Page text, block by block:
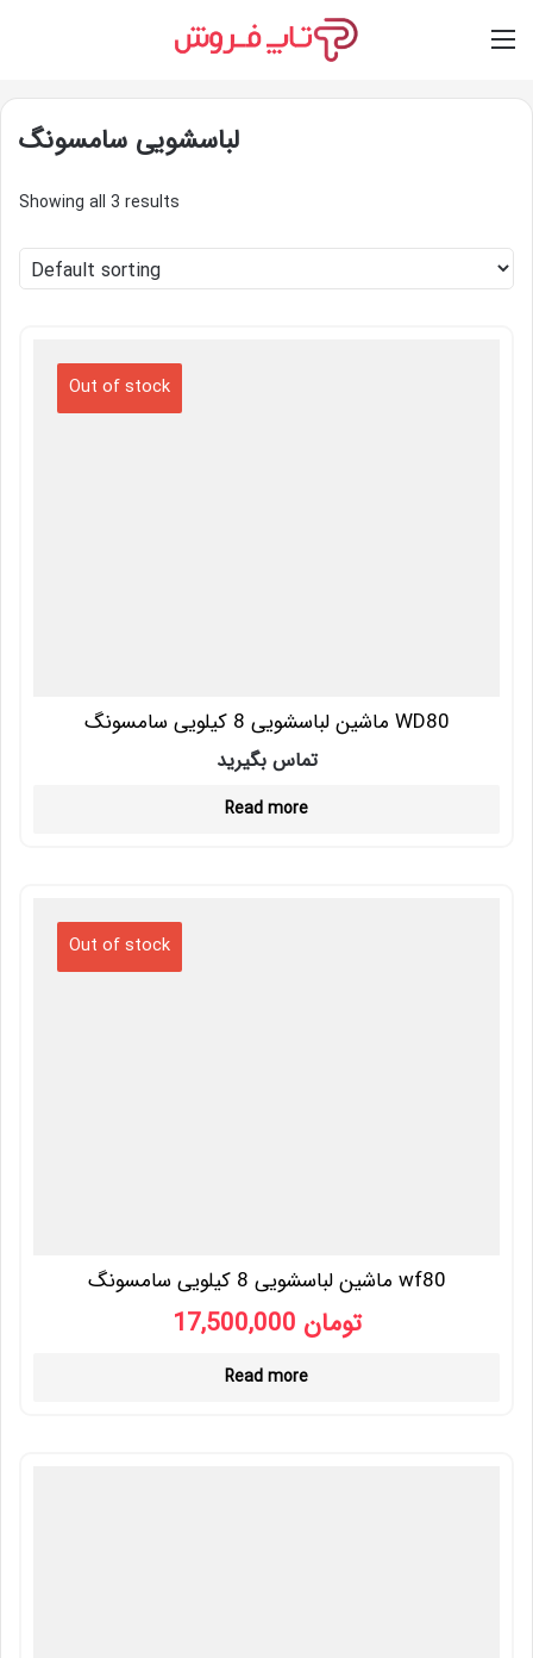
لباسشویی سامسونگ
Showing all 3 results
Out of stock
ماشین لباسشویی 8 کیلویی سامسونگ WD80
تماس بگیرید
Read more
Out of stock
ماشین لباسشویی 8 کیلویی سامسونگ wf80
تومان
Read more